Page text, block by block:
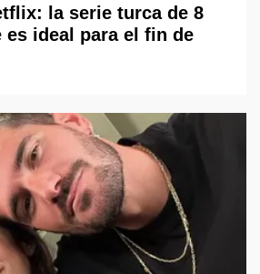
la serie turca de 8
es ideal para el fin de